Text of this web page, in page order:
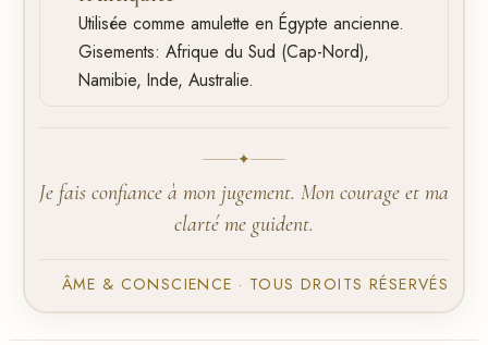
Utilisée comme amulette en Égypte ancienne.
Gisements: Afrique du Sud (Cap-Nord),
Namibie, Inde, Australie.
✦
Je fais confiance à mon jugement. Mon courage et ma
clarté me guident.
ÂME & CONSCIENCE · TOUS DROITS RÉSERVÉS